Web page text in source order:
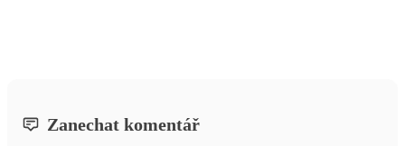
Zanechat komentář